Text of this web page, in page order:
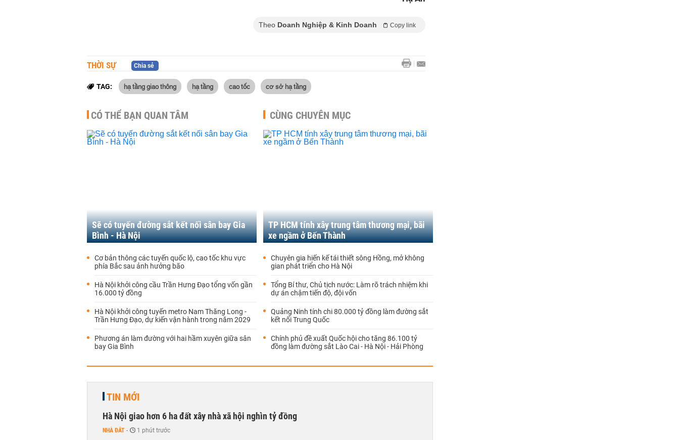
Theo Doanh Nghiệp & Kinh Doanh Copy link
THỜI SỰ Chia sẻ
TAG: hạ tầng giao thông hạ tầng cao tốc cơ sở hạ tầng
CÓ THỂ BẠN QUAN TÂM
Sẽ có tuyến đường sắt kết nối sân bay Gia
Bình - Hà Nội
Cơ bản thông các tuyến quốc lộ, cao tốc khu vực
phía Bắc sau ảnh hưởng bão
Hà Nội khởi công cầu Trần Hưng Đạo tổng vốn gần
16.000 tỷ đồng
Hà Nội khởi công tuyến metro Nam Thăng Long -
Trần Hưng Đạo, dự kiến vận hành trong năm 2029
Phương án làm đường với hai hầm xuyên giữa sân
bay Gia Bình
CÙNG CHUYÊN MỤC
TP HCM tính xây trung tâm thương mại, bãi
xe ngầm ở Bến Thành
Chuyên gia hiến kế tái thiết sông Hồng, mở không
gian phát triển cho Hà Nội
Tổng Bí thư, Chủ tịch nước: Làm rõ trách nhiệm khi
dự án chậm tiến độ, đội vốn
Quảng Ninh tính chi 80.000 tỷ đồng làm đường sắt
kết nối Trung Quốc
Chính phủ đề xuất Quốc hội cho tăng 86.100 tỷ
đồng làm đường sắt Lào Cai - Hà Nội - Hải Phòng
TIN MỚI
Hà Nội giao hơn 6 ha đất xây nhà xã hội nghìn tỷ đồng
NHÀ ĐẤT - 1 phút trước